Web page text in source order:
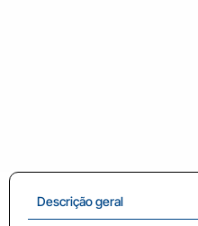
Descrição geral